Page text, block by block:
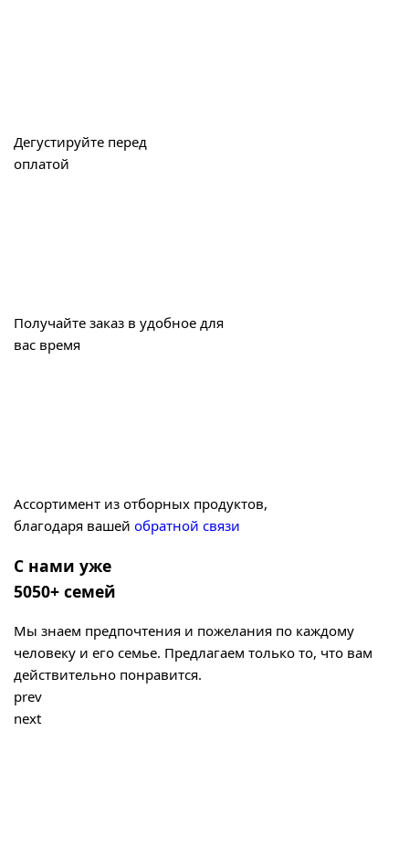
Дегустируйте перед
оплатой
Получайте заказ в удобное для
вас время
Ассортимент из отборных продуктов,
благодаря вашей обратной связи
С нами уже
5050+ семей
Мы знаем предпочтения и пожелания по каждому
человеку и его семье. Предлагаем только то, что вам
действительно понравится.
prev
next